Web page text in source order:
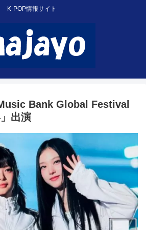
K-POP情報サイト
Bank Global Festival
出演